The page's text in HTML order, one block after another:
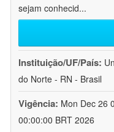
sejam conhecid...
Instituição/UF/País:
do Norte - RN - Brasil
Vigência: Mon Dec 26
00:00:00 BRT 2026